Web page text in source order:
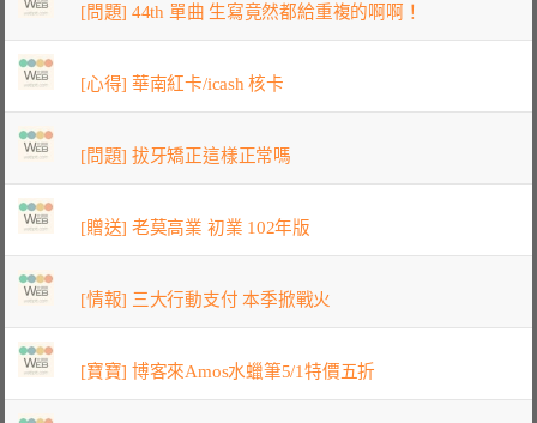
[問題] 44th 單曲 生寫竟然都給重複的啊啊！
[心得] 華南紅卡/icash 核卡
[問題] 拔牙矯正這樣正常嗎
[贈送] 老莫高業 初業 102年版
[情報] 三大行動支付 本季掀戰火
[寶寶] 博客來Amos水蠟筆5/1特價五折